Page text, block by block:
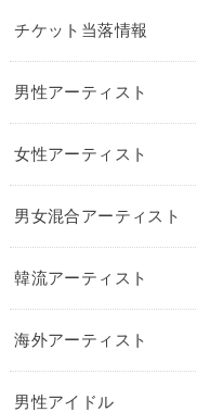
チケット当落情報
男性アーティスト
女性アーティスト
男女混合アーティスト
韓流アーティスト
海外アーティスト
男性アイドル